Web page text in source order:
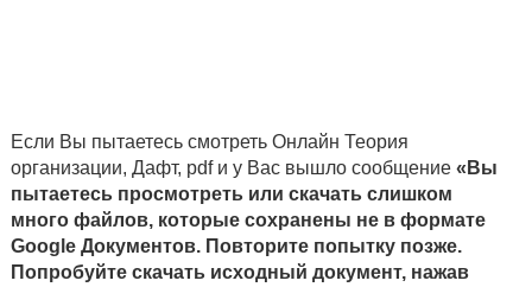
Если Вы пытаетесь смотреть Онлайн Теория
организации, Дафт, pdf и у Вас вышло сообщение «Вы
пытаетесь просмотреть или скачать слишком
много файлов, которые сохранены не в формате
Google Документов. Повторите попытку позже.
Попробуйте скачать исходный документ, нажав